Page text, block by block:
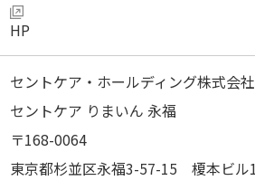
セントケア・ホールディング株式会社
セントケア りまいん 永福
168-0064
東京都杉並区永福3-57-15 榎本ビル